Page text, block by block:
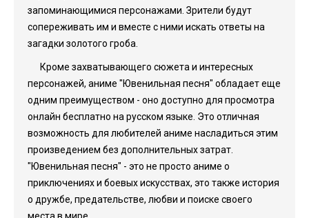
запоминающимися персонажами. Зрители будут
сопереживать им и вместе с ними искать ответы на
загадки золотого гроба.
Кроме захватывающего сюжета и интересных
персонажей, аниме "Ювенильная песня" обладает еще
одним преимуществом - оно доступно для просмотра
онлайн бесплатно на русском языке. Это отличная
возможность для любителей аниме насладиться этим
произведением без дополнительных затрат.
"Ювенильная песня" - это не просто аниме о
приключениях и боевых искусствах, это также история
о дружбе, предательстве, любви и поиске своего